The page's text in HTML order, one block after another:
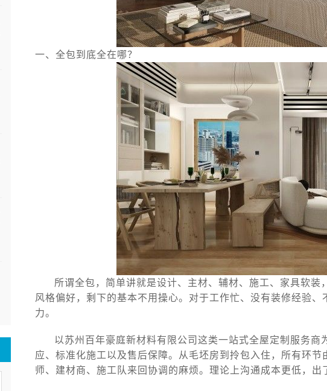
一、全包到底全在哪？
所谓全包，简单讲就是设计、主材、辅材、施工、家具软
风格偏好，剩下的基本不用操心。对于工作忙、没有装修经验
力。
以苏州百年豪庭新材料有限公司这类一站式全屋定制服务
应、标准化施工以及售后保障。从毛坯房到拎包入住，所有环
师、建材商、施工队来回协调的麻烦。理论上沟通成本更低，出